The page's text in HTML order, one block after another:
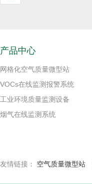
产品中心
网格化空气质量微型站
VOCs在线监测报警系统
工业环境质量监测设备
烟气在线监测系统
友情链接： 空气质量微型站